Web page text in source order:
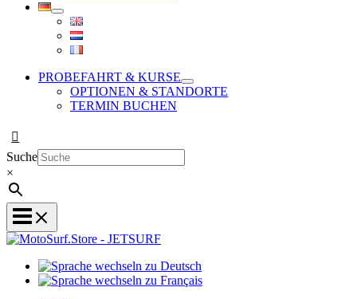
PROBEFAHRT & KURSE
OPTIONEN & STANDORTE
TERMIN BUCHEN
Suche
×
wechseln
Sprache